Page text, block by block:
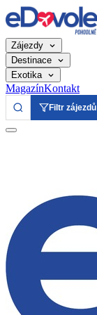
Zájezdy
Destinace
Exotika
MagazínKontakt
Filtr zájezdů